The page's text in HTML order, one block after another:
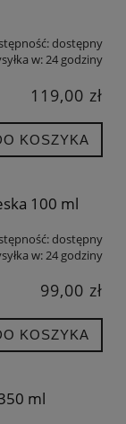
dostępny
w:24 godziny
119,00 zł
KOSZYKA
100 ml
dostępny
w: 24 godziny
99,00 zł
KOSZYKA
ml